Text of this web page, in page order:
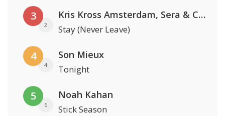
3
2
Kris Kross Amsterdam, Sera & Conor Maynard
Stay (Never Leave)
4
4
Son Mieux
Tonight
5
6
Noah Kahan
Stick Season